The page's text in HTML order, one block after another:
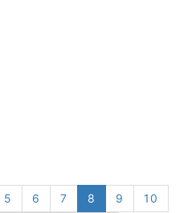
5 6 7 8 9
10